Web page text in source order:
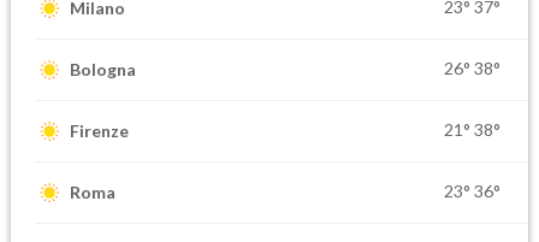
Milano 23° 37°
Bologna 26° 38°
Firenze 21° 38°
Roma 23° 36°